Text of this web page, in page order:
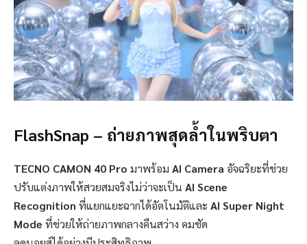
FlashSnap – ถ่ายภาพสุดล้ำในพริบตา
TECNO CAMON 40 Pro มาพร้อม AI Camera อัจฉริยะที่ช่วย
ปรับแต่งภาพให้สวยสมจริงไม่ว่าจะเป็น AI Scene
Recognition ที่แยกแยะฉากได้อัตโนมัติและ AI Super Night
Mode ที่ช่วยให้ถ่ายภาพกลางคืนสว่าง คมชัด